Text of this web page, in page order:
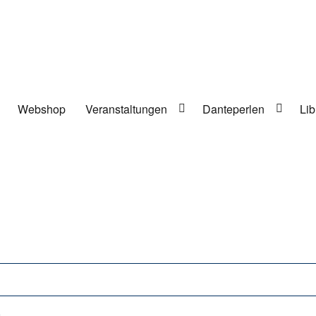
Webshop Veranstaltungen Danteperlen